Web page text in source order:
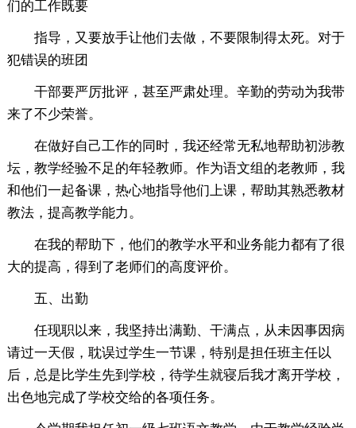
们的工作既要
指导，又要放手让他们去做，不要限制得太死。对于
犯错误的班团
干部要严厉批评，甚至严肃处理。辛勤的劳动为我带
来了不少荣誉。
在做好自己工作的同时，我还经常无私地帮助初涉教
坛，教学经验不足的年轻教师。作为语文组的老教师，我
和他们一起备课，热心地指导他们上课，帮助其熟悉教材
教法，提高教学能力。
在我的帮助下，他们的教学水平和业务能力都有了很
大的提高，得到了老师们的高度评价。
五、出勤
任现职以来，我坚持出满勤、干满点，从未因事因病
请过一天假，耽误过学生一节课，特别是担任班主任以
后，总是比学生先到学校，待学生就寝后我才离开学校，
出色地完成了学校交给的各项任务。